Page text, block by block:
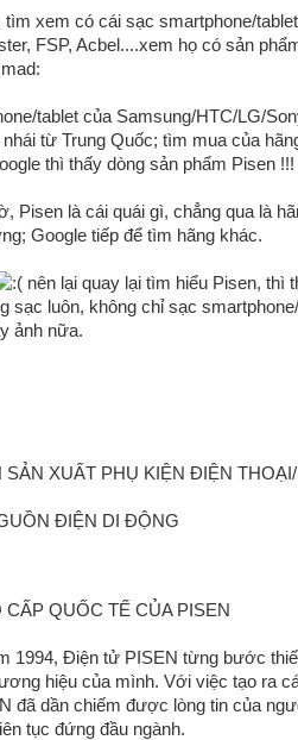
xem có cái sạc smartphone/
FSP, Acbel....xem họ có sản
tablet của Samsung/HTC/LG/
từ Trung Quốc; tìm mua của
thì thấy dòng sản phẩm Pisen !!!
Pisen là cái quái gì, chẳng qua là
Google tiếp để tìm hãng khác.
nên lại quay lại tìm hiểu Pisen, thì
sạc luôn, không chỉ sạc
ảnh nữa.
XUẤT PHỤ KIỆN ĐIỆN
ĐIỆN DI ĐỘNG
QUỐC TẾ CỦA PISEN
1994, Điện tử PISEN từng bước
hiệu của mình. Với việc tạo ra
đã dần chiếm được lòng tin của
tục đứng đầu ngành.